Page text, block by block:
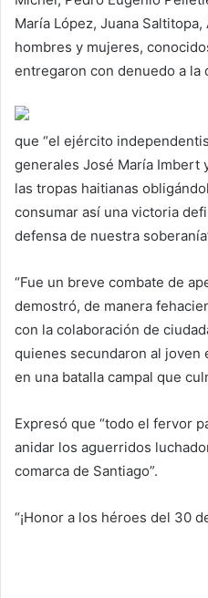
María López, Juana
hombres y mujeres,
entregaron con denuedo a la
que “el ejército
generales José María Imbert
las tropas haitianas
consumar así una victoria
defensa de nuestra
“Fue un breve combate de
demostró, de manera
con la colaboración de
quienes secundaron al joven
en una batalla campal que
Expresó que “todo el fervor
anidar los aguerridos
comarca de Santiago”.
“¡Honor a los héroes del 30